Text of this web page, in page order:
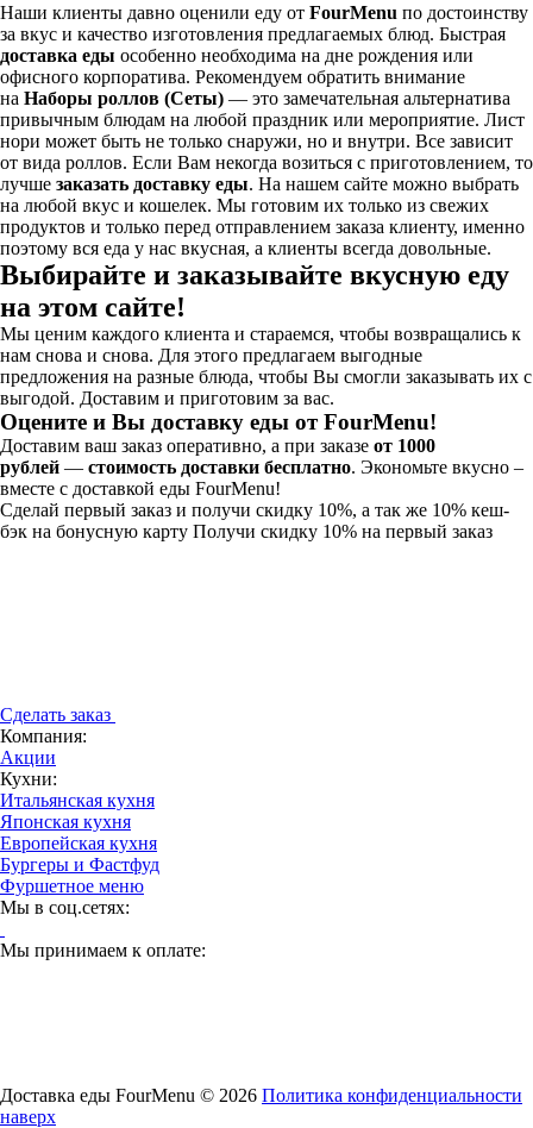
Наши клиенты давно оценили еду от FourMenu по достоинству
за вкус и качество изготовления предлагаемых блюд. Быстрая
доставка еды особенно необходима на дне рождения или
офисного корпоратива. Рекомендуем обратить внимание
на Наборы роллов (Сеты) — это замечательная альтернатива
привычным блюдам на любой праздник или мероприятие. Лист
нори может быть не только снаружи, но и внутри. Все зависит
от вида роллов. Если Вам некогда возиться с приготовлением, то
лучше заказать доставку еды. На нашем сайте можно выбрать
на любой вкус и кошелек. Мы готовим их только из свежих
продуктов и только перед отправлением заказа клиенту, именно
поэтому вся еда у нас вкусная, а клиенты всегда довольные.
Выбирайте и заказывайте вкусную еду
на этом сайте!
Мы ценим каждого клиента и стараемся, чтобы возвращались к
нам снова и снова. Для этого предлагаем выгодные
предложения на разные блюда, чтобы Вы смогли заказывать их с
выгодой. Доставим и приготовим за вас.
Оцените и Вы доставку еды от FourMenu!
Доставим ваш заказ оперативно, а при заказе от 1000
рублей — стоимость доставки бесплатно. Экономьте вкусно –
вместе с доставкой еды FourMenu!
Сделай первый заказ и получи скидку 10%, а так же 10% кеш-
бэк на бонусную карту Получи скидку 10% на первый заказ
Сделать заказ
Компания:
Акции
Кухни:
Итальянская кухня
Японская кухня
Европейская кухня
Бургеры и Фастфуд
Фуршетное меню
Мы в соц.сетях:
Мы принимаем к оплате:
Доставка еды FourMenu © 2026 Политика конфиденциальности
наверх